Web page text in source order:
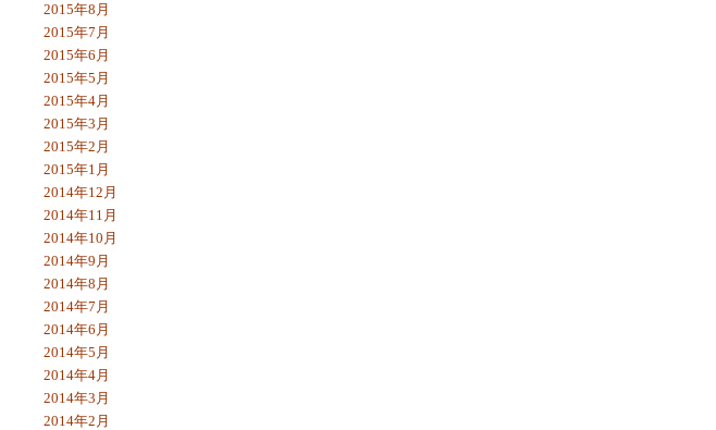
2015年8月
2015年7月
2015年6月
2015年5月
2015年4月
2015年3月
2015年2月
2015年1月
2014年12月
2014年11月
2014年10月
2014年9月
2014年8月
2014年7月
2014年6月
2014年5月
2014年4月
2014年3月
2014年2月